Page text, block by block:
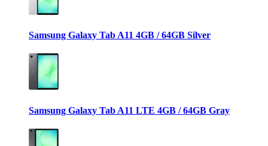
Samsung Galaxy Tab A11 4GB / 64GB Silver
Samsung Galaxy Tab A11 LTE 4GB / 64GB Gray